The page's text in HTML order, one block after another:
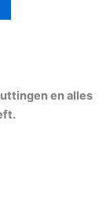
en alles